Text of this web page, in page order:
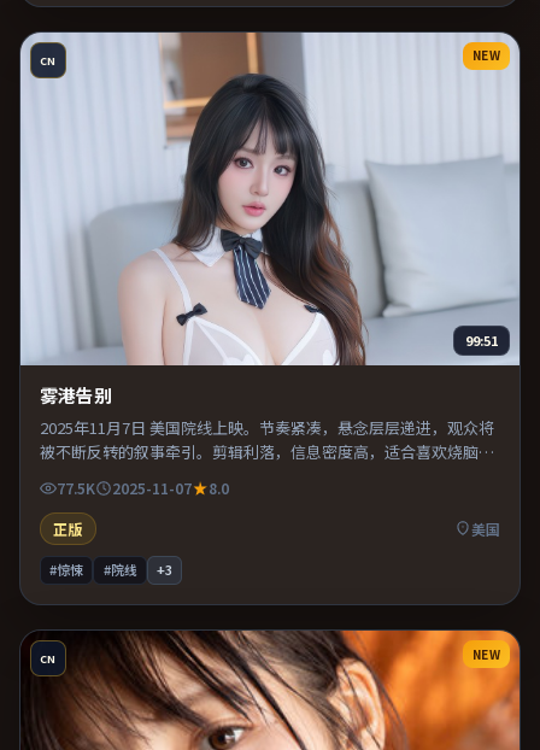
CN NEW
99:51
雾港告别
2025年11月7日 美国院线上映。节奏紧凑，悬念层层递进，观众将
被不断反转的叙事牵引。剪辑利落，信息密度高，适合喜欢烧脑与
推理的观众。推荐给偏爱群像戏与命运母题的影迷。
77.5K 2025-11-07
8.0
正版
美国
#惊悚 #院线 +3
CN NEW